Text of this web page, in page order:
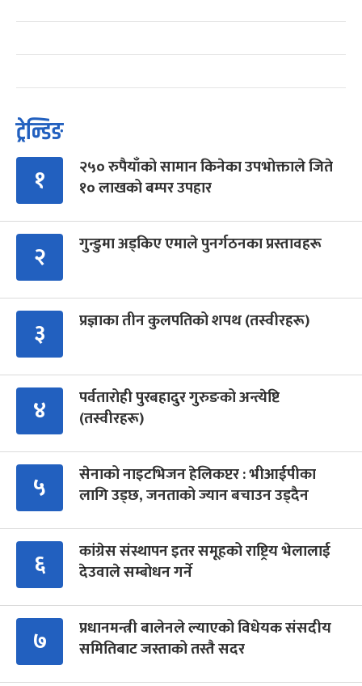
ट्रेन्डिङ
१
२५० रुपैयाँको सामान किनेका उपभोक्ताले जिते
१० लाखको बम्पर उपहार
२ गुन्डुमा अड्किए एमाले पुनर्गठनका प्रस्तावहरू
३ प्रज्ञाका तीन कुलपतिको शपथ (तस्वीरहरू)
४
पर्वतारोही पुरबहादुर गुरुङको अन्त्येष्टि
(तस्वीरहरू)
५
सेनाको नाइटभिजन हेलिकप्टर : भीआईपीका
लागि उड्छ, जनताको ज्यान बचाउन उड्दैन
६
कांग्रेस संस्थापन इतर समूहको राष्ट्रिय भेलालाई
देउवाले सम्बोधन गर्ने
७
प्रधानमन्त्री बालेनले ल्याएको विधेयक संसदीय
समितिबाट जस्ताको तस्तै सदर